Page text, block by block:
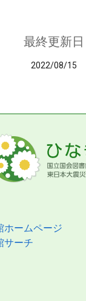
最終更新日
2022/08/15
ホームページ
サーチ